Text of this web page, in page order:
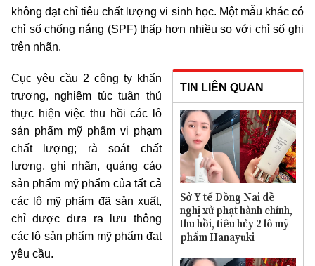
không đạt chỉ tiêu chất lượng vi sinh học. Một mẫu khác có
chỉ số chống nắng (SPF) thấp hơn nhiều so với chỉ số ghi
trên nhãn.
TIN LIÊN QUAN
Sở Y tế Đồng Nai đề
nghị xử phạt hành chính,
thu hồi, tiêu hủy 2 lô mỹ
phẩm Hanayuki
Cục yêu cầu 2 công ty khẩn
trương, nghiêm túc tuân thủ
thực hiện việc thu hồi các lô
sản phẩm mỹ phẩm vi phạm
chất lượng; rà soát chất
lượng, ghi nhãn, quảng cáo
sản phẩm mỹ phẩm của tất cả
các lô mỹ phẩm đã sản xuất,
chỉ được đưa ra lưu thông
các lô sản phẩm mỹ phẩm đạt
yêu cầu.